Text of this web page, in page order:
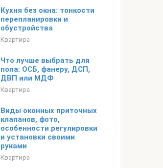
Кухня без окна: тонкости
перепланировки и
обустройства
Квартира
Что лучше выбрать для
пола: ОСБ, фанеру, ДСП,
ДВП или МДФ
Квартира
Виды оконных приточных
клапанов, фото,
особенности регулировки
и установки своими
руками
Квартира